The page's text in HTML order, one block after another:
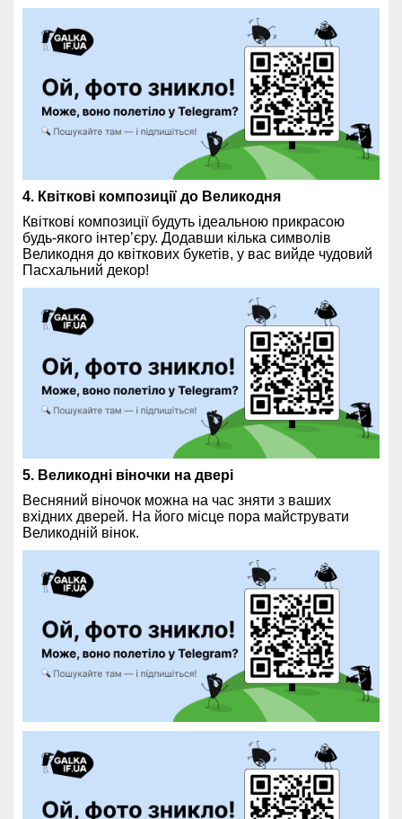
4. Квіткові композиції до Великодня
Квіткові композиції будуть ідеальною прикрасою
будь-якого інтер’єру. Додавши кілька символів
Великодня до квіткових букетів, у вас вийде чудовий
Пасхальний декор!
5. Великодні віночки на двері
Весняний віночок можна на час зняти з ваших
вхідних дверей. На його місце пора майструвати
Великодній вінок.